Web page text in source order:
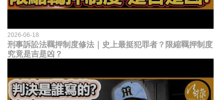
2026-06-18
刑事訴訟法羈押制度修法｜史上最挺犯罪者？限縮羈押制度
究竟是吉是凶？